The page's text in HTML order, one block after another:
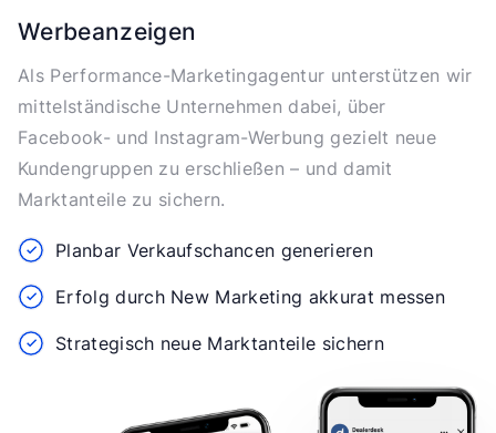
Werbeanzeigen
Als Performance-Marketingagentur unterstützen wir
mittelständische Unternehmen dabei, über
Facebook- und Instagram-Werbung gezielt neue
Kundengruppen zu erschließen – und damit
Marktanteile zu sichern.
Planbar Verkaufschancen generieren
Erfolg durch New Marketing akkurat messen
Strategisch neue Marktanteile sichern